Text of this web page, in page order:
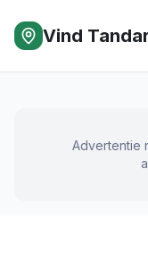
Vind
Advertentie